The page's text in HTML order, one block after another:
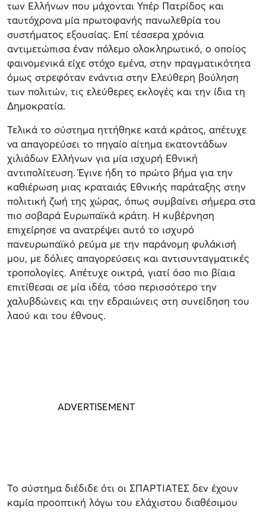
των Ελλήνων που μάχονται Υπέρ Πατρίδος και
ταυτόχρονα μία πρωτοφανής πανωλεθρία του
συστήματος εξουσίας. Επί τέσσερα χρόνια
αντιμετώπισα έναν πόλεμο ολοκληρωτικό, ο οποίος
φαινομενικά είχε στόχο εμένα, στην πραγματικότητα
όμως στρεφόταν ενάντια στην Ελεύθερη βούληση
των πολιτών, τις ελεύθερες εκλογές και την ίδια τη
Δημοκρατία.
Τελικά το σύστημα ηττήθηκε κατά κράτος, απέτυχε
να απαγορεύσει το πηγαίο αίτημα εκατοντάδων
χιλιάδων Ελλήνων για μία ισχυρή Εθνική
αντιπολίτευση. Έγινε ήδη το πρώτο βήμα για την
καθιέρωση μιας κραταιάς Εθνικής παράταξης στην
πολιτική ζωή της χώρας, όπως συμβαίνει σήμερα στα
πιο σοβαρά Ευρωπαϊκά κράτη. Η κυβέρνηση
επιχείρησε να ανατρέψει αυτό το ισχυρό
πανευρωπαϊκό ρεύμα με την παράνομη φυλάκισή
μου, με δόλιες απαγορεύσεις και αντισυνταγματικές
τροπολογίες. Απέτυχε οικτρά, γιατί όσο πιο βίαια
επιτίθεσαι σε μία ιδέα, τόσο περισσότερο την
χαλυβδώνεις και την εδραιώνεις στη συνείδηση του
λαού και του έθνους.
Το σύστημα διέδιδε ότι οι ΣΠΑΡΤΙΑΤΕΣ δεν έχουν
καμία προοπτική λόγω του ελάχιστου διαθέσιμου